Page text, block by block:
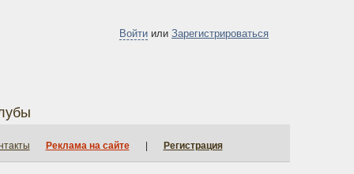
Войти или Зарегистрироваться
Реклама на сайте Регистрация